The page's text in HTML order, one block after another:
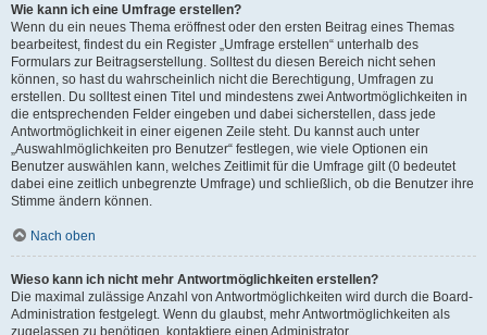
Wie kann ich eine Umfrage erstellen?
Wenn du ein neues Thema eröffnest oder den ersten Beitrag eines Themas
bearbeitest, findest du ein Register „Umfrage erstellen“ unterhalb des
Formulars zur Beitragserstellung. Solltest du diesen Bereich nicht sehen
können, so hast du wahrscheinlich nicht die Berechtigung, Umfragen zu
erstellen. Du solltest einen Titel und mindestens zwei Antwortmöglichkeiten in
die entsprechenden Felder eingeben und dabei sicherstellen, dass jede
Antwortmöglichkeit in einer eigenen Zeile steht. Du kannst auch unter
„Auswahlmöglichkeiten pro Benutzer“ festlegen, wie viele Optionen ein
Benutzer auswählen kann, welches Zeitlimit für die Umfrage gilt (0 bedeutet
dabei eine zeitlich unbegrenzte Umfrage) und schließlich, ob die Benutzer ihre
Stimme ändern können.
Nach oben
Wieso kann ich nicht mehr Antwortmöglichkeiten erstellen?
Die maximal zulässige Anzahl von Antwortmöglichkeiten wird durch die Board-
Administration festgelegt. Wenn du glaubst, mehr Antwortmöglichkeiten als
zugelassen zu benötigen, kontaktiere einen Administrator.